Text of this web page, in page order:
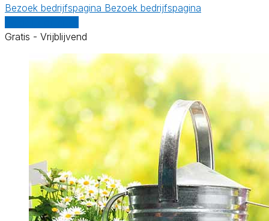
Bezoek bedrijfspagina Bezoek bedrijfspagina
Gratis - Vrijblijvend